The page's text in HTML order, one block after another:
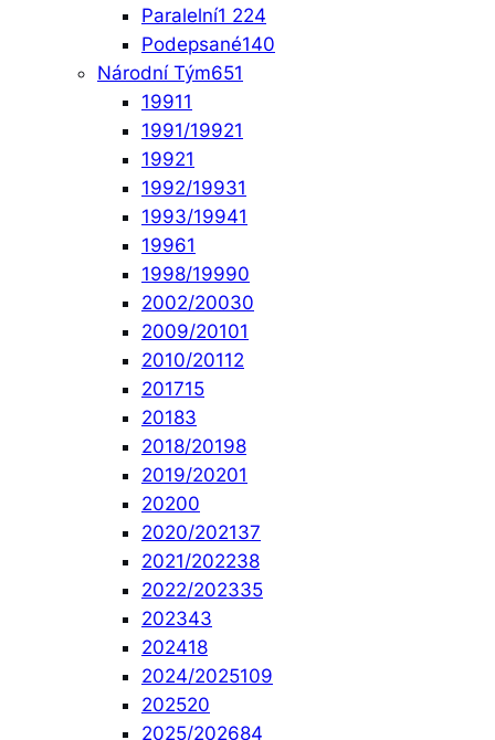
Paralelní1 224
Podepsané140
Národní Tým651
19911
1991/19921
19921
1992/19931
1993/19941
19961
1998/19990
2002/20030
2009/20101
2010/20112
201715
20183
2018/20198
2019/20201
20200
2020/202137
2021/202238
2022/202335
202343
202418
2024/2025109
202520
2025/202684